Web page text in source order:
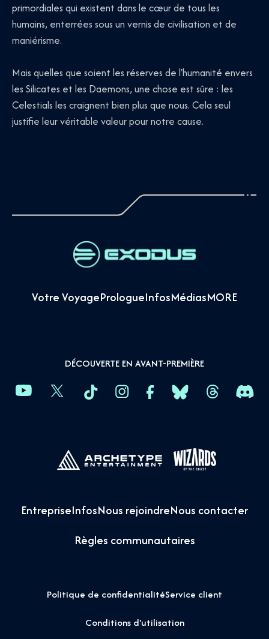
primordiales qui existent dans le cœur de tous les
humains, enterrées sous un vernis de civilisation et de
maniérisme.
Mais quelles que soient les réserves de l'humanité envers
les Silicates et les Daemons, une chose est sûre : les
Celestials les craignent bien plus que nous. Cela seul
justifie leur véritable valeur pour notre cause.
Votre VoyagePrologueInfosMédiasMORE
DÉCOUVERTE EN AVANT-PREMIÈRE
EntrepriseInfosNous rejoindreNous contacter
Règles communautaires
Politique de confidentialitéService client
Conditions d'utilisation